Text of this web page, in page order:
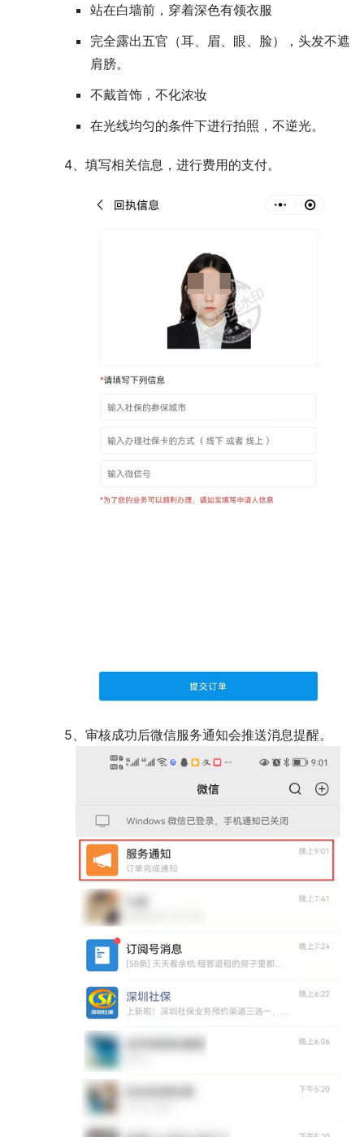
站在白墙前，穿着深色有领衣服
完全露出五官（耳、眉、眼、脸），头发不遮
肩膀。
不戴首饰，不化浓妆
在光线均匀的条件下进行拍照，不逆光。
4、填写相关信息，进行费用的支付。
5、审核成功后微信服务通知会推送消息提醒。